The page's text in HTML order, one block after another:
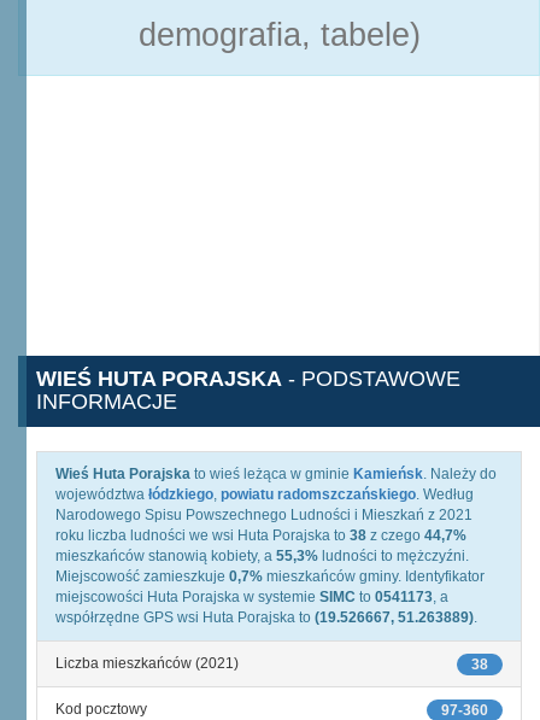
demografia, tabele)
WIEŚ HUTA PORAJSKA - PODSTAWOWE
INFORMACJE
Wieś Huta Porajska to wieś leżąca w gminie Kamieńsk. Należy do
województwa łódzkiego, powiatu radomszczańskiego. Według
Narodowego Spisu Powszechnego Ludności i Mieszkań z 2021
roku liczba ludności we wsi Huta Porajska to 38 z czego 44,7%
mieszkańców stanowią kobiety, a 55,3% ludności to mężczyźni.
Miejscowość zamieszkuje 0,7% mieszkańców gminy. Identyfikator
miejscowości Huta Porajska w systemie SIMC to 0541173, a
współrzędne GPS wsi Huta Porajska to (19.526667, 51.263889).
38
Liczba mieszkańców (2021)
97-360
Kod pocztowy